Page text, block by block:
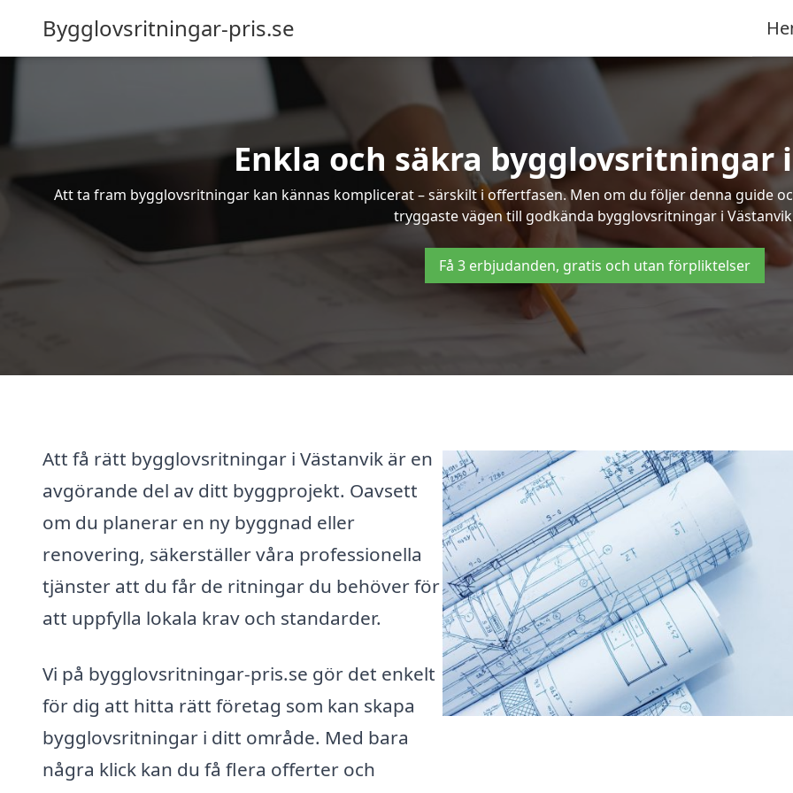
Bygglovsritningar-pris.se
Enkla och säkra bygglovsritningar
Att ta fram bygglovsritningar kan kännas komplicerat – särskilt i offertfasen. Men om du följer denna guide
tryggaste vägen till godkända bygglovsritningar i
Få 3 erbjudanden, gratis och utan förpliktelser
Att få rätt bygglovsritningar i Västanvik är en
avgörande del av ditt byggprojekt. Oavsett
om du planerar en ny byggnad eller
renovering, säkerställer våra professionella
tjänster att du får de ritningar du behöver för
att uppfylla lokala krav och standarder.
Vi på bygglovsritningar-pris.se gör det enkelt
för dig att hitta rätt företag som kan skapa
bygglovsritningar i ditt område. Med bara
några klick kan du få flera offerter och